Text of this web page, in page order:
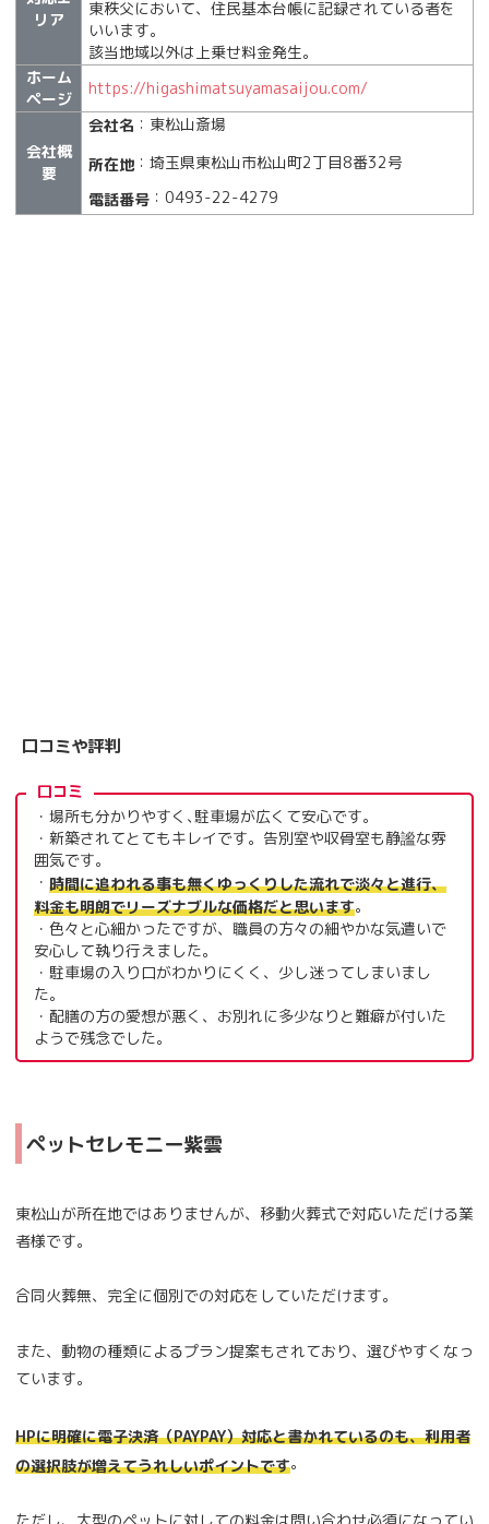
リア
東秩父において、住民基本台帳に記録されている者を
いいます。
該当地域以外は上乗せ料金発生。
ホーム
ページ
https://higashimatsuyamasaijou.com/
会社概
要
会社名 ：東松山斎場
所在地：埼玉県東松山市松山町2丁目8番32号
電話番号：0493-22-4279
口コミや評判
口コミ
・場所も分かりやすく､駐車場が広くて安心です。
・新築されてとてもキレイです。告別室や収骨室も静謐な雰
囲気です。
・ 時間に追われる事も無くゆっくりした流れで淡々と進行、
料金も明朗でリーズナブルな価格だと思います。
・色々と心細かったですが、職員の方々の細やかな気遣いで
安心して執り行えました。
・駐車場の入り口がわかりにくく、少し迷ってしまいまし
た。
・配膳の方の愛想が悪く、お別れに多少なりと難癖が付いた
ようで残念でした。
ペットセレモニー紫雲
東松山が所在地ではありませんが、移動火葬式で対応いただける業
者様です。
合同火葬無、完全に個別での対応をしていただけます。
また、動物の種類によるプラン提案もされており、選びやすくなっ
ています。
HPに明確に電子決済（PAYPAY）対応と書かれているのも、利用者
の選択肢が増えてうれしいポイントです。
ただし、大型のペットに対しての料金は問い合わせ必須になってい